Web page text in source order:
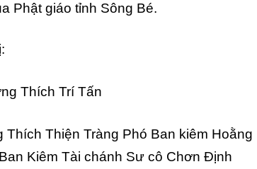
Phật giáo tỉnh Sông Bé.
Thích Trí Tấn
Thiện Tràng Phó Ban kiêm Hoằng
Kiêm Tài chánh Sư cô Chơn Định